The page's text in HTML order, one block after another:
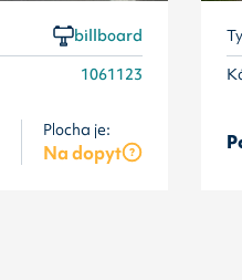
billboard
1061123
Plocha je:
Na dopyt